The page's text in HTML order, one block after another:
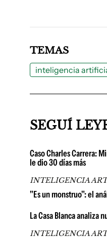
TEMAS
inteligencia
SEGUÍ
Caso Charles Carrera:
le dio 30 días más
INTELIGENCIA
"Es un monstruo": el
La Casa Blanca analiza
INTELIGENCIA